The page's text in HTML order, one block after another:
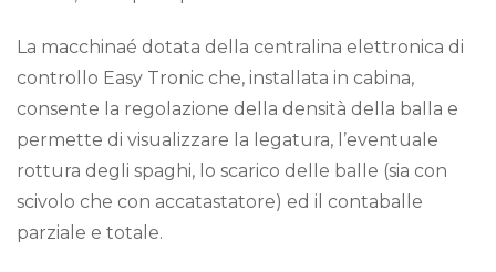
La macchinaé dotata della centralina elettronica di
controllo Easy Tronic che, installata in cabina,
consente la regolazione della densità della balla e
permette di visualizzare la legatura, l’eventuale
rottura degli spaghi, lo scarico delle balle (sia con
scivolo che con accatastatore) ed il contaballe
parziale e totale.